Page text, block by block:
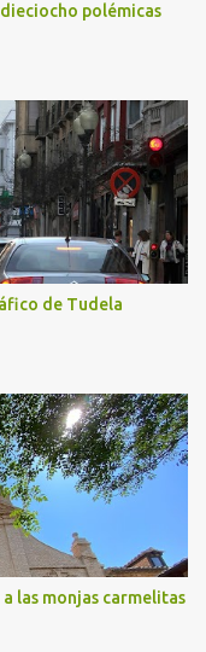
polémicas
de Tudela
las monjas carmelitas